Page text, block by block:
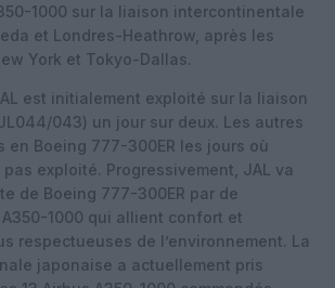
1000 sur la liaison intercontinentale
et Londres-Heathrow, après les
York et Tokyo-Dallas.
est initialement exploité sur la liaison
043) un jour sur deux. Les autres
en Boeing 777-300ER les jours où
pas exploité. Progressivement, JAL va
de Boeing 777-300ER par de
1000 qui allient confort et
respectueuses de l’environnement. La
japonaise a actuellement pris